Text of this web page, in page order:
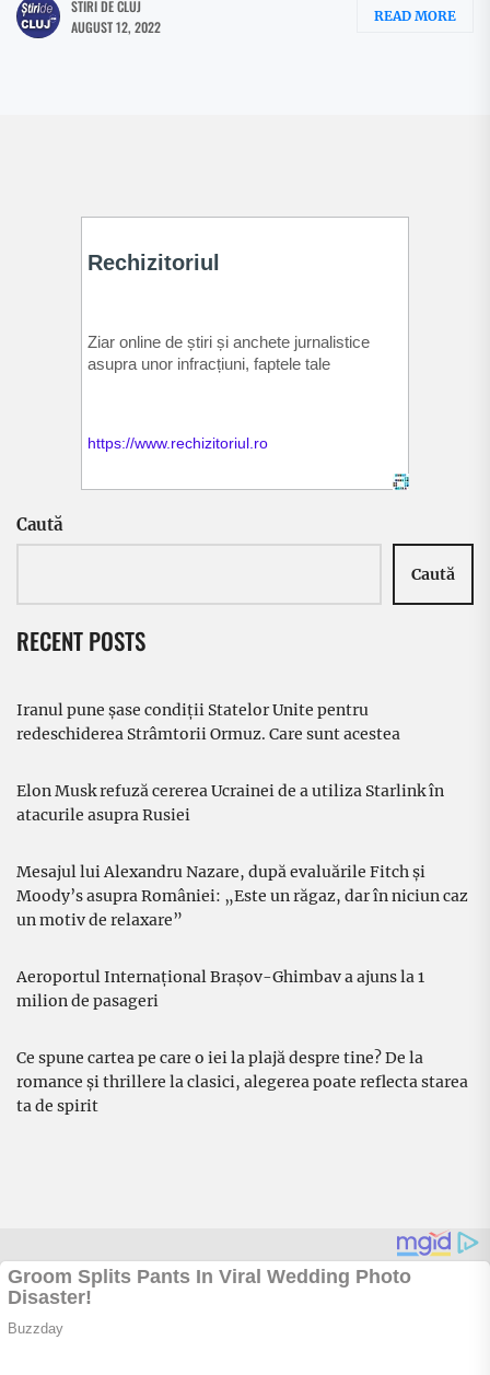
STIRI DE CLUJ
AUGUST 12, 2022
READ MORE
Caută
Caută
RECENT POSTS
Iranul pune șase condiții Statelor Unite pentru
redeschiderea Strâmtorii Ormuz. Care sunt acestea
Elon Musk refuză cererea Ucrainei de a utiliza Starlink în
atacurile asupra Rusiei
Mesajul lui Alexandru Nazare, după evaluările Fitch și
Moody’s asupra României: „Este un răgaz, dar în niciun caz
un motiv de relaxare”
Aeroportul Internațional Brașov-Ghimbav a ajuns la 1
milion de pasageri
Ce spune cartea pe care o iei la plajă despre tine? De la
romance și thrillere la clasici, alegerea poate reflecta starea
ta de spirit